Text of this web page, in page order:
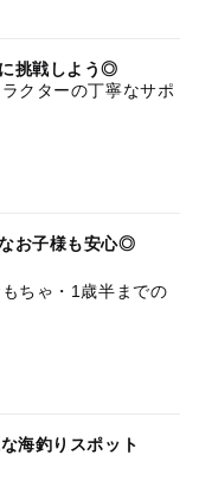
挑戦しよう◎
クターの丁寧なサポ
お子様も安心◎
ちゃ・1歳半までの
海釣りスポット